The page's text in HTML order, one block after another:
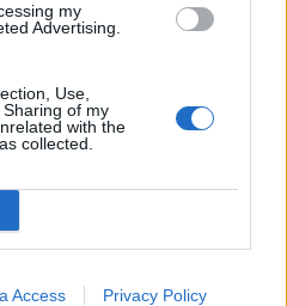
my
Advertising.
Use,
of my
with the
collected.
Access Privacy Policy